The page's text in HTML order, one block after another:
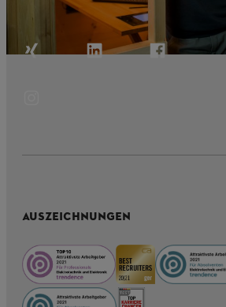
AUSZEICHNUNGEN